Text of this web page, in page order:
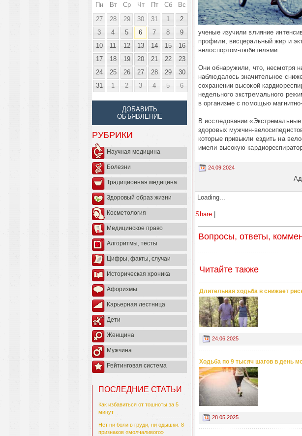
Пн Вт Ср Чт Пт Сб
Вс
27
28 29 30 31 1
2
3
4 5 6 7 8
9
10
11 12 13 14 15
16
17
18 19 20 21 22
23
24
25 26 27 28 29
30
31
1 2 3 4 5 6
ДОБАВИТЬ
ОБЪЯВЛЕНИЕ
РУБРИКИ
Научная медицина
Болезни
Традиционная медицина
Здоровый образ жизни
Косметология
Медицинское право
Алгоритмы, тесты
Цифры, факты, случаи
Историческая хроника
Афоризмы
Карьерная лестница
Дети
Женщина
Мужчина
Рейтинговая система
ПОСЛЕДНИЕ СТАТЬИ
Как избавиться от тошноты за 5
минут
Нет ни боли в груди, ни одышки: 8
признаков «молчаливого»
ученые изучили влияние
профили, висцеральный жир и
велоспортом-любителями.
Они обнаружили, что, несмотря
наблюдалось значительное
сохранении высокой
недельного экстремального
в организме с помощью
В исследовании
здоровых мужчин-
которые привыкли ездить на
имели высокую
24.09.2024
Loading...
Share
Вопросы, ответы,
Читайте также
Длительная ходьба в снижает
24.06.2025
Ходьба по 9 тысяч шагов в день
28.05.2025